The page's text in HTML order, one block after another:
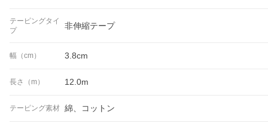
テーピングタイ
プ
非伸縮テープ
幅（cm） 3.8cm
長さ（m） 12.0m
テーピング素材 綿、コットン